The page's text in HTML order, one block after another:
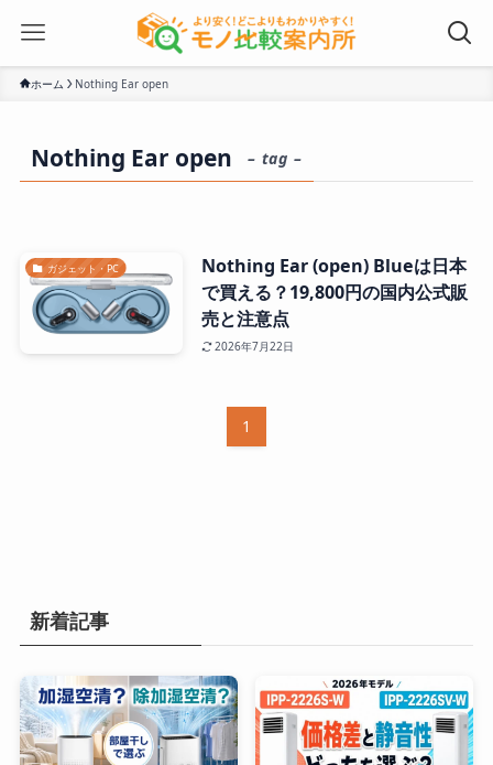
ホーム Nothing Ear open
Nothing Ear open – tag –
ガジェット・PC
Nothing Ear (open) Blueは日本
で買える？19,800円の国内公式販
売と注意点
2026年7月22日
1
新着記事